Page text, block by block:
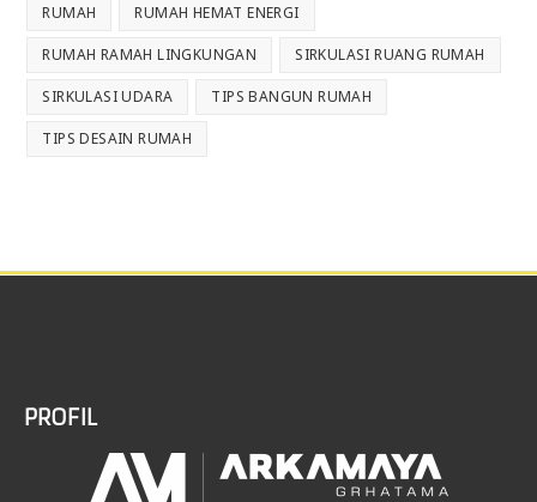
RUMAH RUMAH HEMAT ENERGI
RUMAH RAMAH LINGKUNGAN SIRKULASI RUANG RUMAH
SIRKULASI UDARA TIPS BANGUN RUMAH
TIPS DESAIN RUMAH
PROFIL